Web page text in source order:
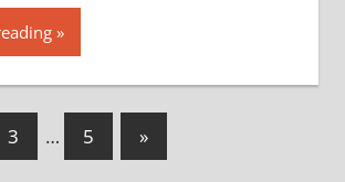
3 … 5
次
の
»